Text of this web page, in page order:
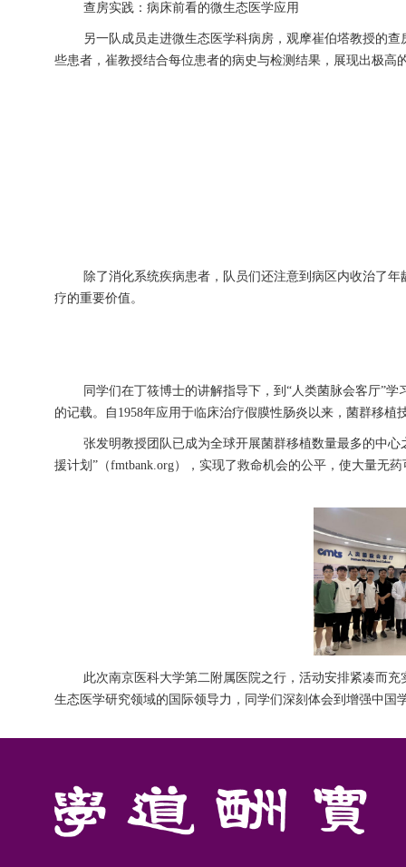
查房实践：病床前看的微生态医学应用
另一队成员走进微生态医学科病房，观摩崔伯塔教授的
些患者，崔教授结合每位患者的病史与检测结果，展现出极高
除了消化系统疾病患者，队员们还注意到病区内收治了
疗的重要价值。
同学们在丁筱博士的讲解指导下，到“人类菌脉会客厅”
的记载。自1958年应用于临床治疗假膜性肠炎以来，菌群移植
张发明教授团队已成为全球开展菌群移植数量最多的中
援计划”（fmtbank.org），实现了救命机会的公平，使大量无
此次南京医科大学第二附属医院之行，活动安排紧凑而
生态医学研究领域的国际领导力，同学们深刻体会到增强中